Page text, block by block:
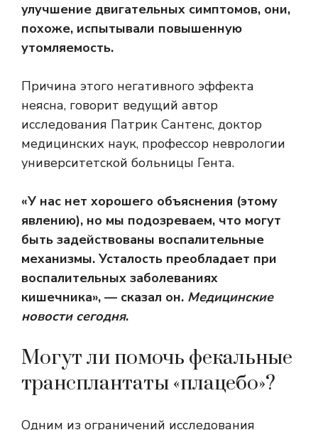
улучшение двигательных симптомов, они,
похоже, испытывали повышенную
утомляемость.
Причина этого негативного эффекта
неясна, говорит ведущий автор
исследования Патрик Сантенс, доктор
медицинских наук, профессор неврологии
университетской больницы Гента.
«У нас нет хорошего объяснения (этому
явлению), но мы подозреваем, что могут
быть задействованы воспалительные
механизмы. Усталость преобладает при
воспалительных заболеваниях
кишечника», — сказал он. Медицинские
новости сегодня.
Могут ли помочь фекальные
трансплантаты «плацебо»?
Одним из ограничений исследования